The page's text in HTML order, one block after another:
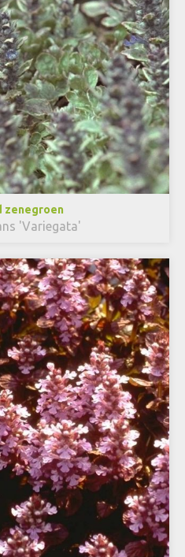
zenegroen
'Variegata'